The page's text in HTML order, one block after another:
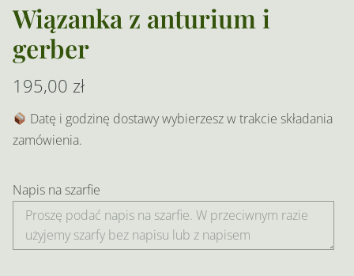
Wiązanka z anturium i
gerber
195,00 zł
Datę i godzinę dostawy wybierzesz w trakcie składania
zamówienia.
Napis na szarfie